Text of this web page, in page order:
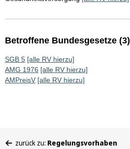
Betroffene Bundesgesetze (3)
SGB 5 [alle RV hierzu]
AMG 1976 [alle RV hierzu]
AMPreisV [alle RV hierzu]
zurück zu: Regelungsvorhaben